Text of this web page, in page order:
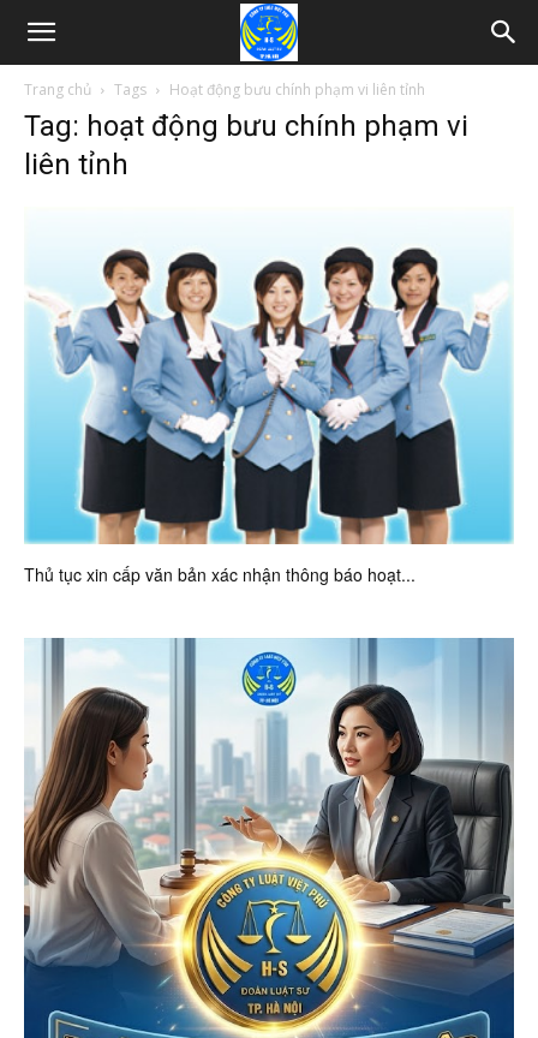
Trang chủ Tags Hoạt động bưu chính phạm vi liên tỉnh
Tag: hoạt động bưu chính phạm vi
liên tỉnh
Thủ tục xin cấp văn bản xác nhận thông báo hoạt...